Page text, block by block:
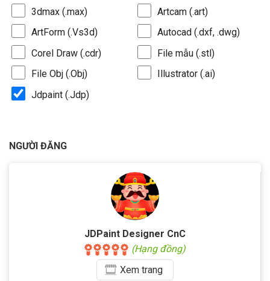
3dmax (.max)
Artcam (.art)
ArtForm (.Vs3d)
Autocad (.dxf, .dwg)
Corel Draw (.cdr)
File mẫu (.stl)
File Obj (.Obj)
Illustrator (.ai)
Jdpaint (.Jdp)
NGƯỜI ĐĂNG
JDPaint Designer CnC
(Hạng đồng)
Xemtrang